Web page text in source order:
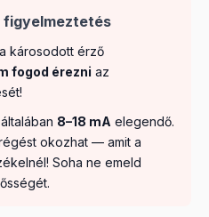
figyelmeztetés
károsodott érző
fogod érezni az
általában 8–18 mA elegendő.
okozhat — amit a
Soha ne emeld